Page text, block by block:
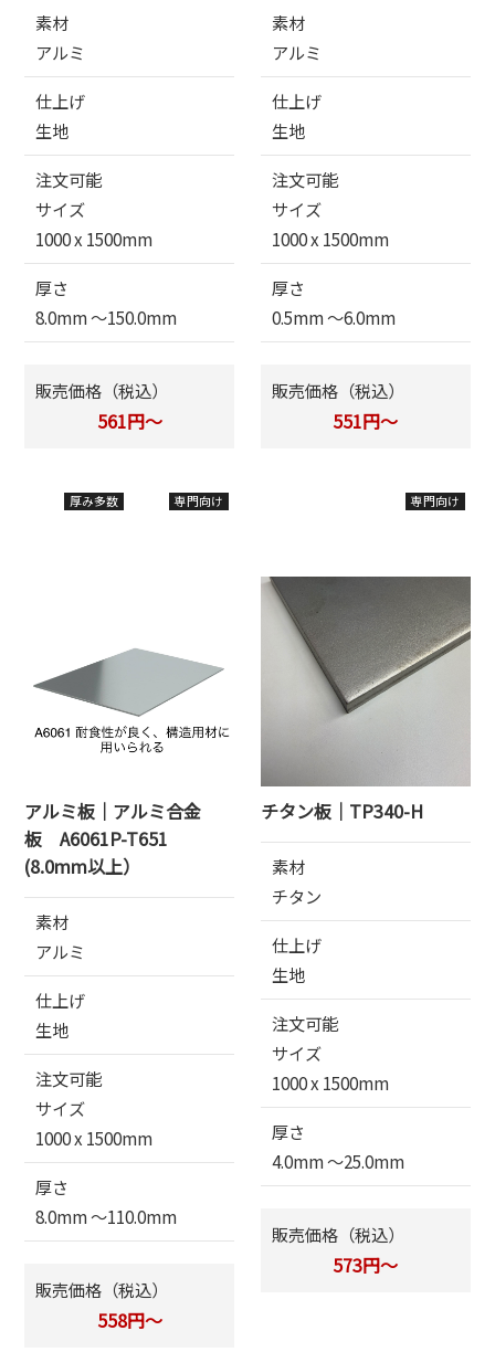
素材
アルミ
仕上げ
生地
注文可能
サイズ
1000 x 1500mm
厚さ
8.0mm 〜150.0mm
販売価格（税込）
561円～
厚み多数 専門向け
素材
アルミ
仕上げ
生地
注文可能
サイズ
1000 x 1500mm
厚さ
0.5mm 〜6.0mm
販売価格（税込）
551円～
専門向け
アルミ板｜アルミ合金
板 A6061P-T651
(8.0mm以上）
素材
アルミ
仕上げ
生地
注文可能
サイズ
1000 x 1500mm
厚さ
8.0mm 〜110.0mm
販売価格（税込）
558円～
チタン板｜TP340-H
素材
チタン
仕上げ
生地
注文可能
サイズ
1000 x 1500mm
厚さ
4.0mm 〜25.0mm
販売価格（税込）
573円～